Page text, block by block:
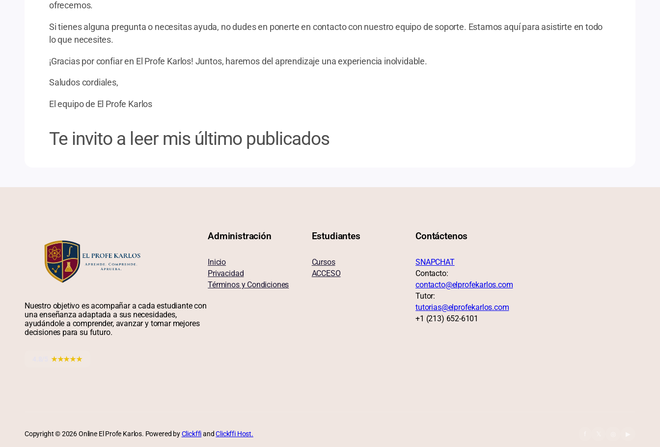
ofrecemos.
Si tienes alguna pregunta o necesitas ayuda, no dudes en ponerte en contacto con nuestro equipo de soporte. Estamos aquí para asistirte en todo
lo que necesites.
¡Gracias por confiar en El Profe Karlos! Juntos, haremos del aprendizaje una experiencia inolvidable.
Saludos cordiales,
El equipo de El Profe Karlos
Te invito a leer mis último publicados
Nuestro objetivo es acompañar a cada estudiante con
una enseñanza adaptada a sus necesidades,
ayudándole a comprender, avanzar y tomar mejores
decisiones para su futuro.
★★★★★
Administración
Inicio
Privacidad
Términos y Condiciones
Estudiantes
Cursos
ACCESO
Contáctenos
SNAPCHAT
Contacto:
contacto@elprofekarlos.com
Tutor:
tutorias@elprofekarlos.com
+1 (213) 652-6101
Copyright © 2026 Online El Profe Karlos. Powered byClickffiandClickffi Host.